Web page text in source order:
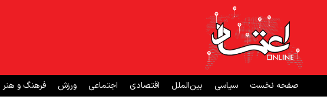
صفحه نخست سیاسی بین‌الملل اقتصادی اجتماعی ورزش فرهنگ و هنر